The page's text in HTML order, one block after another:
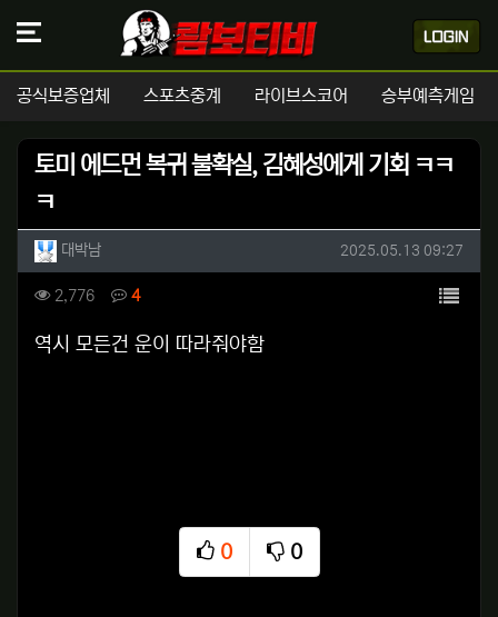
공식보증업체 스포츠중계 라이브스코어 승부예측게임
토미 에드먼 복귀 불확실, 김혜성에게 기회 ㅋㅋ
ㅋ
작성자 정보
대박남작성 작성일
2025.05.13 09:27
컨텐츠 정보
2,776조회 4댓글 목록
본문
역시 모든건 운이 따라줘야함
0
추천
0
비추천